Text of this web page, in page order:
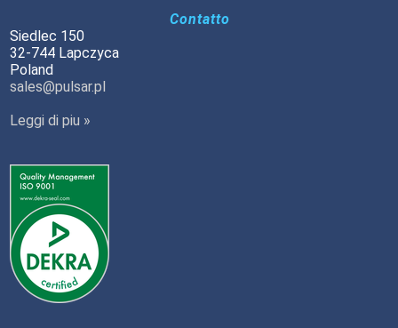
Contatto
Siedlec 150
32-744 Lapczyca
Poland
sales@pulsar.pl
Leggi di piu »